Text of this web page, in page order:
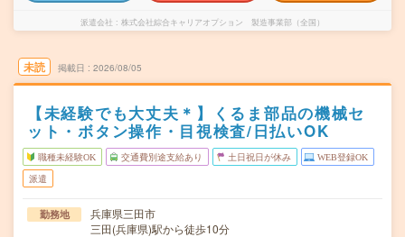
派遣会社 株式会社綜合キャリアオプション 製造事業部（全国）
未読 掲載日 2026/08/05
【未経験でも大丈夫＊】くるま部品の機械セ
ット・ボタン操作・目視検査/日払いOK
職種未経験OK 交通費別途支給あり 土日祝日が休み WEB登録OK
派遣
勤務地
兵庫県三田市
三田(兵庫県)駅から徒歩10分